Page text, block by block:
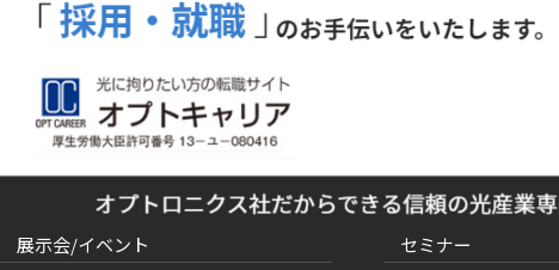
展示会/イベント セミナー